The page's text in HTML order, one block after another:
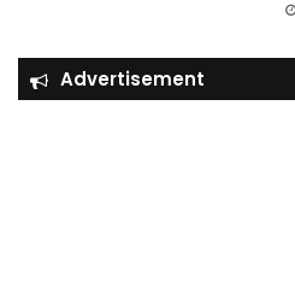
Advertisement